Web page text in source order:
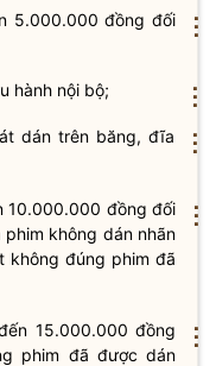
5.000.000 đồng đối
hành nội bộ;
dán trên băng, đĩa
10.000.000 đồng đối
không dán nhãn
không đúng phim đã
15.000.000 đồng
phim đã được dán
⋮
⋮
⋮
⋮
⋮